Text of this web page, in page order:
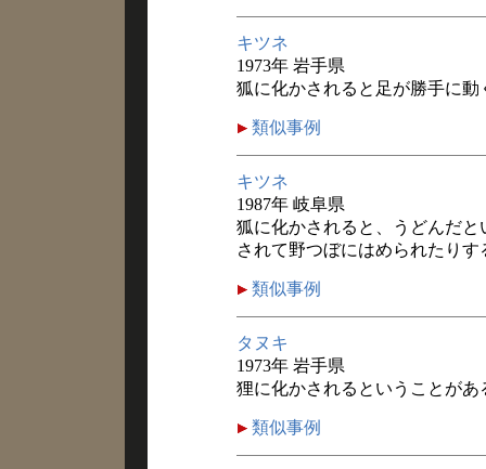
キツネ
1973年 岩手県
狐に化かされると足が勝手に
類似事例
キツネ
1987年 岐阜県
狐に化かされると、うどんだ
されて野つぼにはめられたりす
類似事例
タヌキ
1973年 岩手県
狸に化かされるということがあ
類似事例